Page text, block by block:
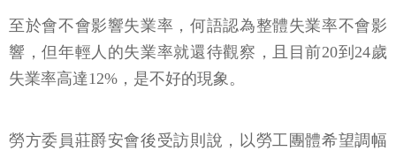
至於會不會影響失業率，何語認為整體失業率不會影
響，但年輕人的失業率就還待觀察，且目前20到24歲
失業率高達12%，是不好的現象。
勞方委員莊爵安會後受訪則說，以勞工團體希望調幅